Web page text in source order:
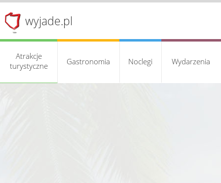
wyjade.pl
Atrakcje
turystyczne
Gastronomia Noclegi Wydarzenia